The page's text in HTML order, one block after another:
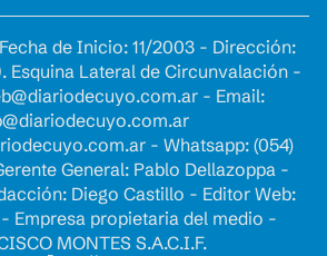
de Inicio: 11/2003 - Dirección:
Esquina Lateral de Circunvalación -
- Email:
- Whatsapp: (054)
General: Pablo Dellazoppa -
Diego Castillo - Editor Web:
Empresa propietaria del medio -
MONTES S.A.C.I.F.